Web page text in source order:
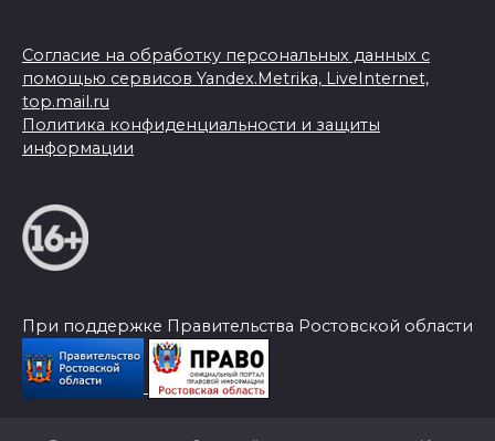
Согласие на обработку персональных данных с
помощью сервисов Yandex.Metrika, LiveInternet,
top.mail.ru
Политика конфиденциальности и защиты
информации
При поддержке Правительства Ростовской области